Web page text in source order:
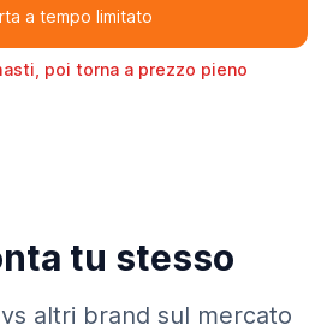
a tempo limitato
poi torna a prezzo pieno
tu stesso
altri brand sul mercato